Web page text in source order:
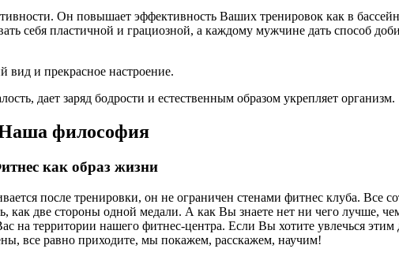
Он повышает эффективность Ваших тренировок как в
себя пластичной и грациозной, а каждому мужчине дать способ
и прекрасное настроение.
дает заряд бодрости и естественным образом укрепляет организм.
философия
как образ жизни
после тренировки, он не ограничен стенами фитнес клуба. Все
как две стороны одной медали. А как Вы знаете нет ни чего лучше,
территории нашего фитнес-центра. Если Вы хотите увлечься этим
все равно приходите, мы покажем, расскажем, научим!